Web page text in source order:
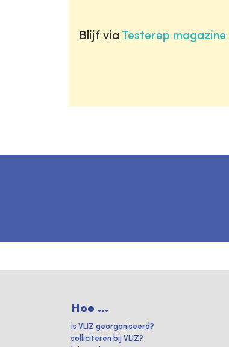
Blijf via Testerep magazine
Hoe ...
is VLIZ georganiseerd?
solliciteren bij VLIZ?